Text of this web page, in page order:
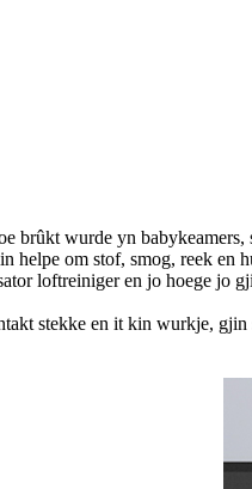
wurde yn babykeamers,
om stof, smog, reek en
loftreiniger en jo hoege jo
stekke en it kin wurkje,